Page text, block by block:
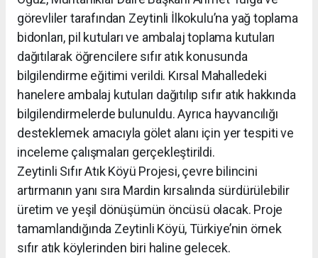
görevliler tarafından Zeytinli İlkokulu’na yağ toplama
bidonları, pil kutuları ve ambalaj toplama kutuları
dağıtılarak öğrencilere sıfır atık konusunda
bilgilendirme eğitimi verildi. Kırsal Mahalledeki
hanelere ambalaj kutuları dağıtılıp sıfır atık hakkında
bilgilendirmelerde bulunuldu. Ayrıca hayvancılığı
desteklemek amacıyla gölet alanı için yer tespiti ve
inceleme çalışmaları gerçekleştirildi.
Zeytinli Sıfır Atık Köyü Projesi, çevre bilincini
artırmanın yanı sıra Mardin kırsalında sürdürülebilir
üretim ve yeşil dönüşümün öncüsü olacak. Proje
tamamlandığında Zeytinli Köyü, Türkiye’nin örnek
sıfır atık köylerinden biri haline gelecek.